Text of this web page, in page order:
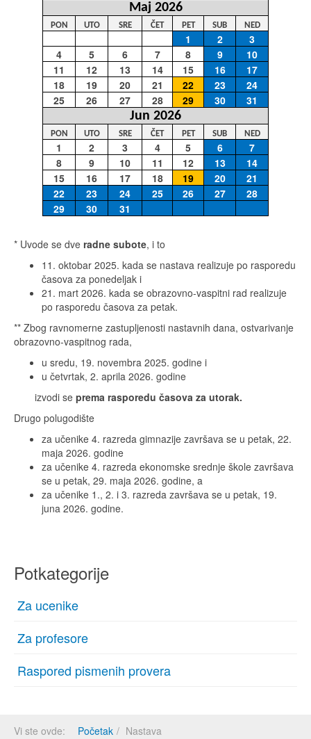
Maj 2026
PON UTO SRE ČET PET SUB NED
1 2
3
4
5 6 7 8 9
10
11
12 13 14 15 16
17
18
19 20 21 22 23
24
25
26 27 28 29 30
31
Jun 2026
PON UTO SRE ČET PET SUB NED
1 2 3 4 5 6
7
8
9 10 11 12 13
14
15
16 17 18 19 20
21
22
23 24 25 26 27
28
29
30 31
* Uvode se dve radne subote, i to
11. oktobar 2025. kada se nastava realizuje po rasporedu
časova za ponedeljak i
21. mart 2026. kada se obrazovno-vaspitni rad realizuje
po rasporedu časova za petak.
** Zbog ravnomerne zastupljenosti nastavnih dana, ostvarivanje
obrazovno-vaspitnog rada,
u sredu, 19. novembra 2025. godine i
u četvrtak, 2. aprila 2026. godine
izvodi se prema rasporedu časova za utorak.
Drugo polugodište
za učenike 4. razreda gimnazije završava se u petak, 22.
maja 2026. godine
za učenike 4. razreda ekonomske srednje škole završava
se u petak, 29. maja 2026. godine, a
za učenike 1., 2. i 3. razreda završava se u petak, 19.
juna 2026. godine.
Potkategorije
Za ucenike
Za profesore
Raspored pismenih provera
Vi ste ovde: Početak Nastava